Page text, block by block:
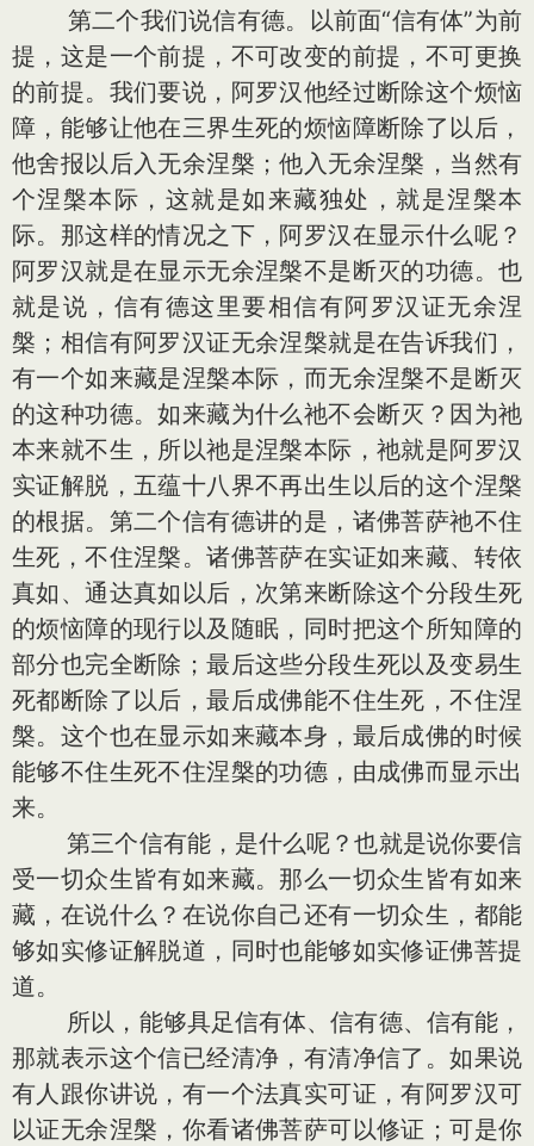
第二个我们说信有德。以前面“信有体”为前
提，这是一个前提，不可改变的前提，不可更换
的前提。我们要说，阿罗汉他经过断除这个烦恼
障，能够让他在三界生死的烦恼障断除了以后，
他舍报以后入无余涅槃；他入无余涅槃，当然有
个涅槃本际，这就是如来藏独处，就是涅槃本
际。那这样的情况之下，阿罗汉在显示什么呢？
阿罗汉就是在显示无余涅槃不是断灭的功德。也
就是说，信有德这里要相信有阿罗汉证无余涅
槃；相信有阿罗汉证无余涅槃就是在告诉我们，
有一个如来藏是涅槃本际，而无余涅槃不是断灭
的这种功德。如来藏为什么祂不会断灭？因为祂
本来就不生，所以祂是涅槃本际，祂就是阿罗汉
实证解脱，五蕴十八界不再出生以后的这个涅槃
的根据。第二个信有德讲的是，诸佛菩萨祂不住
生死，不住涅槃。诸佛菩萨在实证如来藏、转依
真如、通达真如以后，次第来断除这个分段生死
的烦恼障的现行以及随眠，同时把这个所知障的
部分也完全断除；最后这些分段生死以及变易生
死都断除了以后，最后成佛能不住生死，不住涅
槃。这个也在显示如来藏本身，最后成佛的时候
能够不住生死不住涅槃的功德，由成佛而显示出
来。
第三个信有能，是什么呢？也就是说你要信
受一切众生皆有如来藏。那么一切众生皆有如来
藏，在说什么？在说你自己还有一切众生，都能
够如实修证解脱道，同时也能够如实修证佛菩提
道。
所以，能够具足信有体、信有德、信有能，
那就表示这个信已经清净，有清净信了。如果说
有人跟你讲说，有一个法真实可证，有阿罗汉可
以证无余涅槃，你看诸佛菩萨可以修证；可是你